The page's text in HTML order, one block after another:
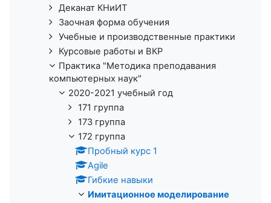
Деканат КНиИТ
Заочная форма обучения
Учебные и производственные практики
Курсовые работы и ВКР
Практика "Методика преподавания
компьютерных наук"
2020-2021 учебный год
171 группа
173 группа
172 группа
Пробный курс 1
Agile
Гибкие навыки
Имитационное моделирование